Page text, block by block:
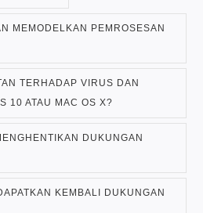
MEMODELKAN PEMROSESAN
TERHADAP VIRUS DAN
10 ATAU MAC OS X?
DUKUNGAN
KEMBALI DUKUNGAN